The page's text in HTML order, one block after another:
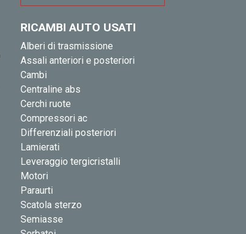
RICAMBI AUTO USATI
Alberi di trasmissione
Assali anteriori e posteriori
Cambi
Centraline abs
Cerchi ruote
Compressori ac
Differenziali posteriori
Lamierati
Leveraggio tergicristalli
Motori
Paraurti
Scatola sterzo
Semiasse